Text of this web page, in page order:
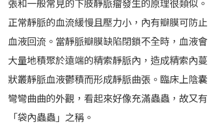
張和一般常見的下肢靜脈瘤發生的原理很類似。
正常靜脈的血流緩慢且壓力小，內有瓣膜可防止
血液回流。當靜脈瓣膜缺陷閉鎖不全時，血液會
大量地積聚於遠端的精索靜脈內，造成精索內蔓
狀叢靜脈血液鬱積而形成靜脈曲張。臨床上陰囊
彎彎曲曲的外觀，看起來好像充滿蟲蟲，故又有
「袋內蟲蟲」之稱。